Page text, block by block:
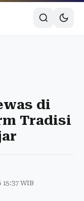
di
Tradisi
WIB